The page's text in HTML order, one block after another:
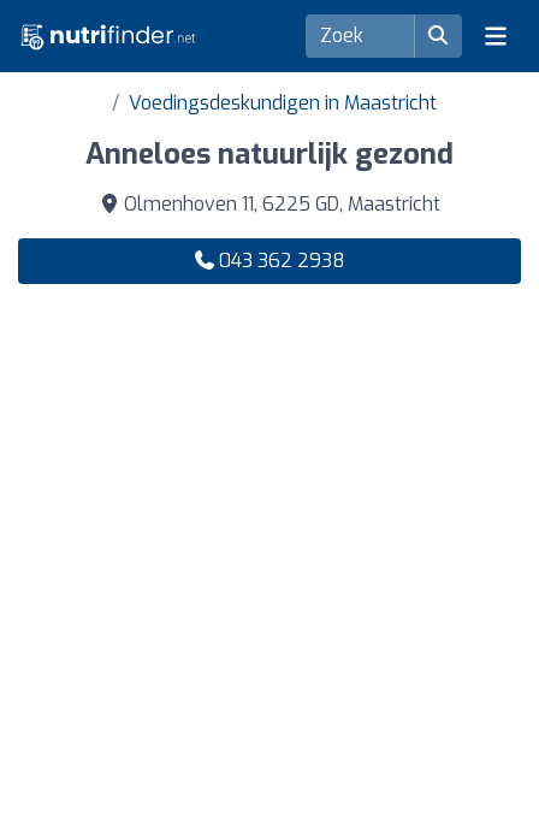
Voedingsdeskundigen in Maastricht
Anneloes natuurlijk gezond
Olmenhoven 11, 6225 GD, Maastricht
043 362 2938